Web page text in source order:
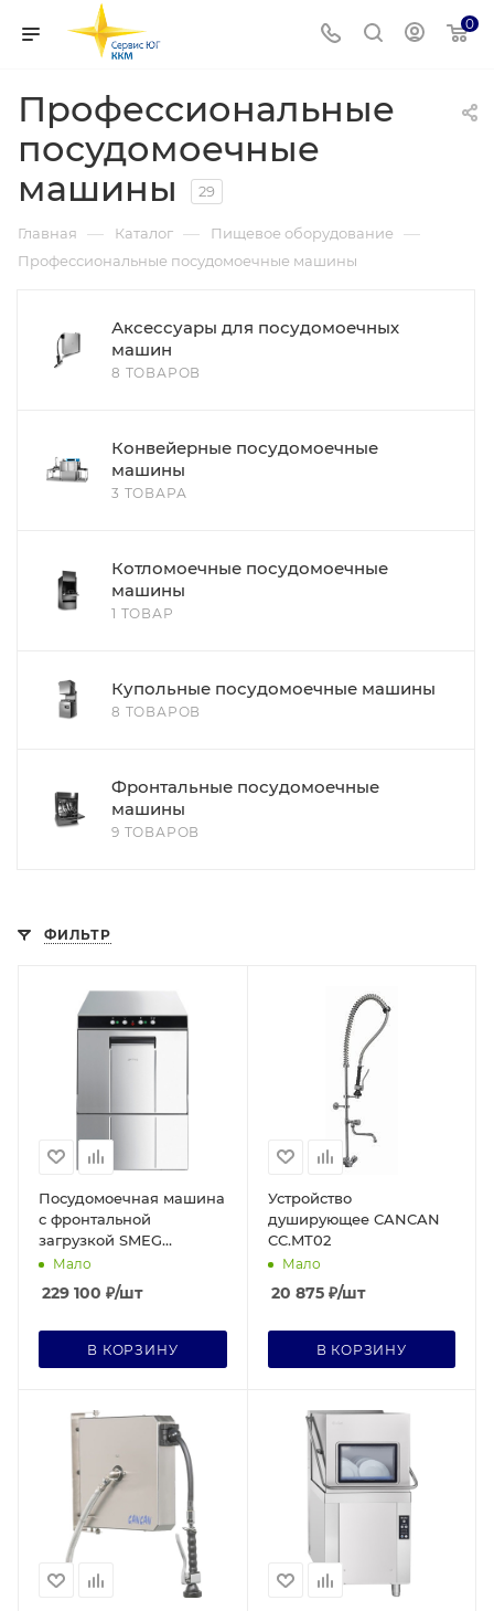
0
Профессиональные
посудомоечные
машины
29
Главная — Каталог — Пищевое оборудование —
Профессиональные посудомоечные машины
Аксессуары для посудомоечных
машин
8 ТОВАРОВ
Конвейерные посудомоечные
машины
3 ТОВАРА
Котломоечные посудомоечные
машины
1 ТОВАР
Купольные посудомоечные машины
8 ТОВАРОВ
Фронтальные посудомоечные
машины
9 ТОВАРОВ
ФИЛЬТР
Посудомоечная машина
с фронтальной
загрузкой SMEG
Professional SPD500S
Мало
229 100 ₽/шт
В КОРЗИНУ
Устройство
душирующее CANCAN
CC.MT02
Мало
20 875₽/шт
В КОРЗИНУ